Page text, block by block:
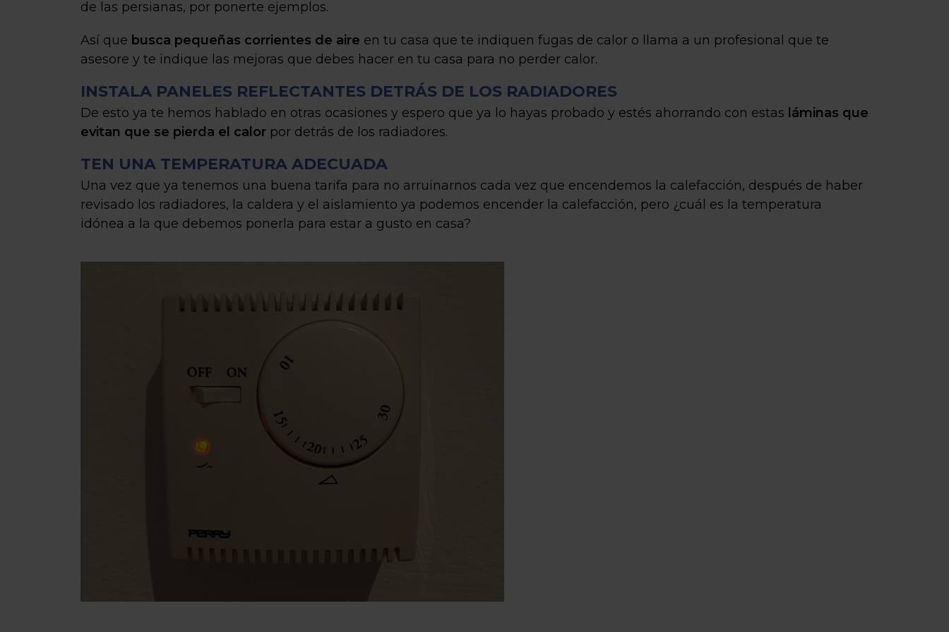
de las persianas, por ponerte ejemplos.
Así que busca pequeñas corrientes de aire en tu casa que te indiquen fugas de calor o llama a un profesional que te
asesore y te indique las mejoras que debes hacer en tu casa para no perder calor.
INSTALA PANELES REFLECTANTES DETRÁS DE LOS RADIADORES
De esto ya te hemos hablado en otras ocasiones y espero que ya lo hayas probado y estés ahorrando con estas láminas que
evitan que se pierda el calor por detrás de los radiadores.
TEN UNA TEMPERATURA ADECUADA
Una vez que ya tenemos una buena tarifa para no arruinarnos cada vez que encendemos la calefacción, después de haber
revisado los radiadores, la caldera y el aislamiento ya podemos encender la calefacción, pero ¿cuál es la temperatura
idónea a la que debemos ponerla para estar a gusto en casa?